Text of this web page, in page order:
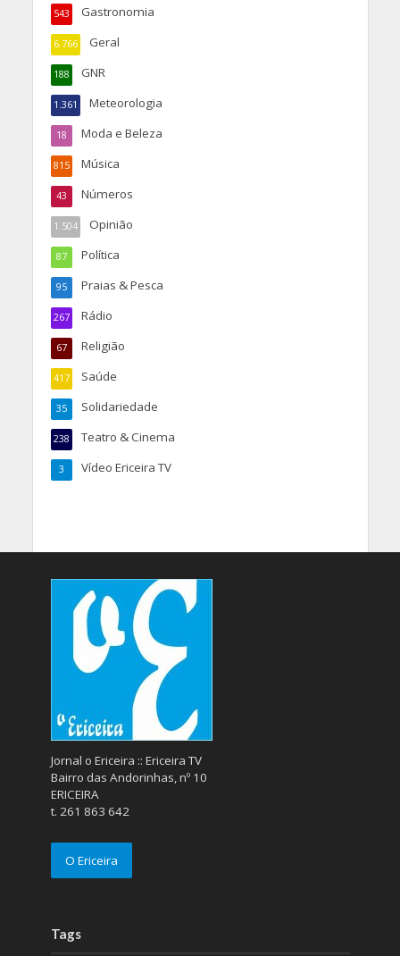
Gastronomia
543
Geral
6.766
GNR
188
Meteorologia
1.361
Moda e Beleza
18
Música
815
Números
43
Opinião
1.504
Política
87
Praias & Pesca
95
Rádio
267
Religião
67
Saúde
417
Solidariedade
35
Teatro & Cinema
238
Vídeo Ericeira TV
3
Jornal o Ericeira :: Ericeira TV
Bairro das Andorinhas, nº 10
ERICEIRA
t. 261 863 642
O Ericeira
Tags